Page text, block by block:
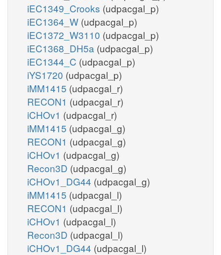
iEC1349_Crooks (udpacgal_p)
iEC1364_W (udpacgal_p)
iEC1372_W3110 (udpacgal_p)
iEC1368_DH5a (udpacgal_p)
iEC1344_C (udpacgal_p)
iYS1720 (udpacgal_p)
iMM1415 (udpacgal_r)
RECON1 (udpacgal_r)
iCHOv1 (udpacgal_r)
iMM1415 (udpacgal_g)
RECON1 (udpacgal_g)
iCHOv1 (udpacgal_g)
Recon3D (udpacgal_g)
iCHOv1_DG44 (udpacgal_g)
iMM1415 (udpacgal_l)
RECON1 (udpacgal_l)
iCHOv1 (udpacgal_l)
Recon3D (udpacgal_l)
iCHOv1_DG44 (udpacgal_l)